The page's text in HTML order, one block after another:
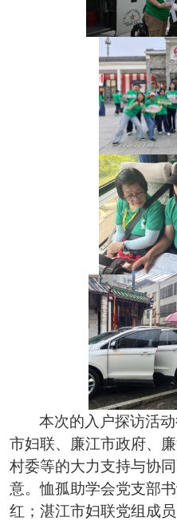
本次的入户探访活
市妇联、廉江市政府、
村委等的大力支持与协
意。恤孤助学会党支部
红；湛江市妇联党组成